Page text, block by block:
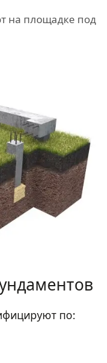
на площадке под
по: